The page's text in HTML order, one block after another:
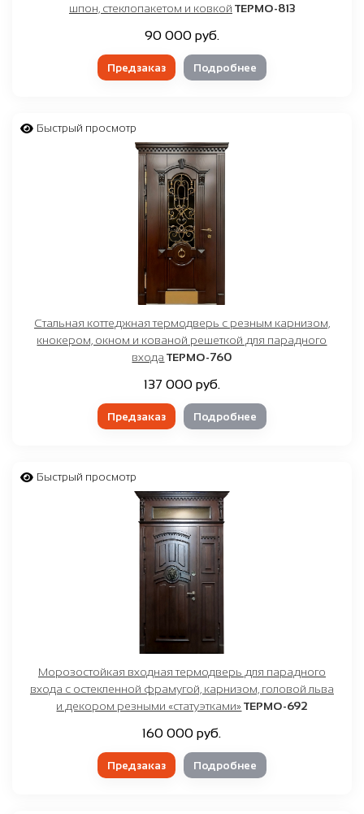
шпон, стеклопакетом и ковкой ТЕРМО-813
90 000 руб.
Предзаказ Подробнее
Быстрый просмотр
Стальная коттеджная термодверь с резным карнизом,
кнокером, окном и кованой решеткой для парадного
входа ТЕРМО-760
137 000 руб.
Предзаказ Подробнее
Быстрый просмотр
Морозостойкая входная термодверь для парадного
входа с остекленной фрамугой, карнизом, головой льва
и декором резными «статуэтками» ТЕРМО-692
160 000 руб.
Предзаказ Подробнее